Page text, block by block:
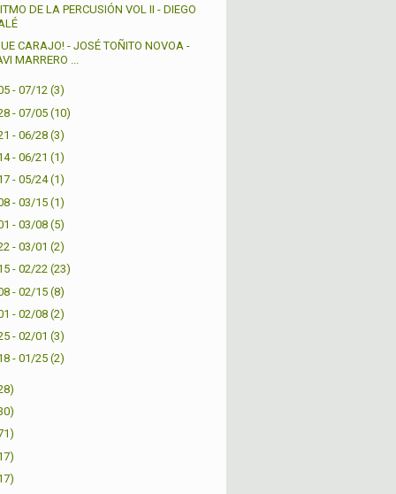
DE LA PERCUSIÓN VOL II - DIEGO
CARAJO! - JOSÉ TOÑITO NOVOA -
MARRERO ...
- 07/12 (3)
- 07/05 (10)
- 06/28 (3)
- 06/21 (1)
- 05/24(1)
- 03/15 (1)
- 03/08 (5)
- 03/01 (2)
- 02/22 (23)
- 02/15 (8)
- 02/08 (2)
- 02/01 (3)
- 01/25 (2)